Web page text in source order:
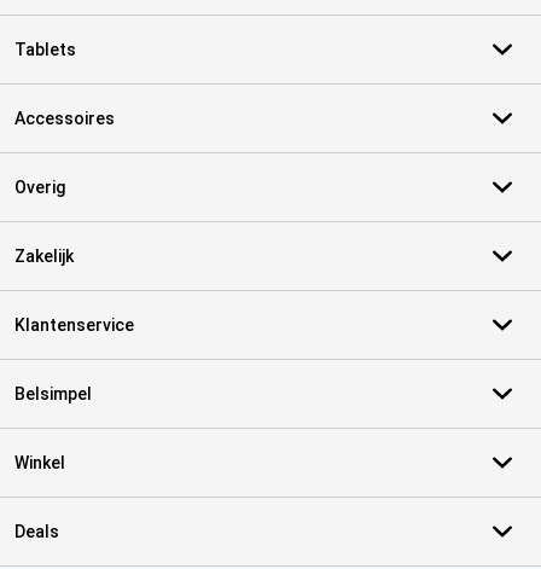
Tablets
Accessoires
Overig
Zakelijk
Klantenservice
Belsimpel
Winkel
Deals